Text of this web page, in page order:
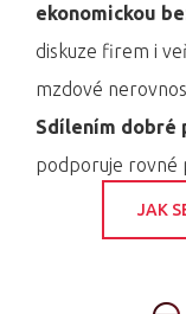
ekonomickou
diskuze firem i
mzdové
Sdílením dobré
podporuje rovné
JAK